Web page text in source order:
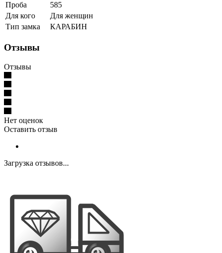
Проба
585
Для кого
Для женщин
Тип замка
КАРАБИН
Отзывы
Отзывы
Нет оценок
Оставить отзыв
Загрузка отзывов...